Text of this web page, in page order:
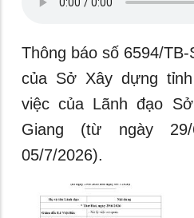
Thông báo số 6594/
của Sở Xây dựng
việc của Lãnh đạo
Giang (từ ngày 29/
05/7/2026).